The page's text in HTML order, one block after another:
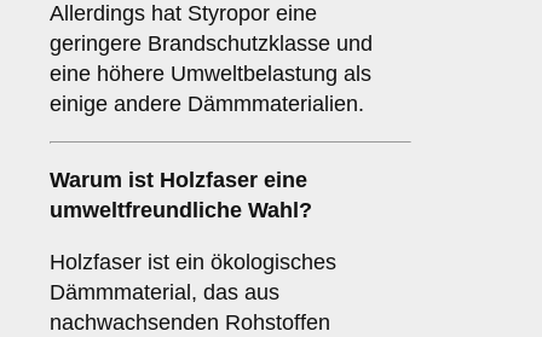
Allerdings hat Styropor eine
geringere Brandschutzklasse und
eine höhere Umweltbelastung als
einige andere Dämmmaterialien.
Warum ist Holzfaser eine
umweltfreundliche Wahl?
Holzfaser ist ein ökologisches
Dämmmaterial, das aus
nachwachsenden Rohstoffen